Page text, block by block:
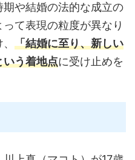
や結婚の法的な成立の
て表現の粒度が異なり
「結婚に至り、新しい
いう着地点に受け止めを